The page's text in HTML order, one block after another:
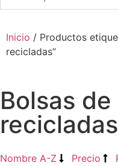
Inicio / Productos
recicladas”
Bolsas
recicladas
Nombre A-Z Precio